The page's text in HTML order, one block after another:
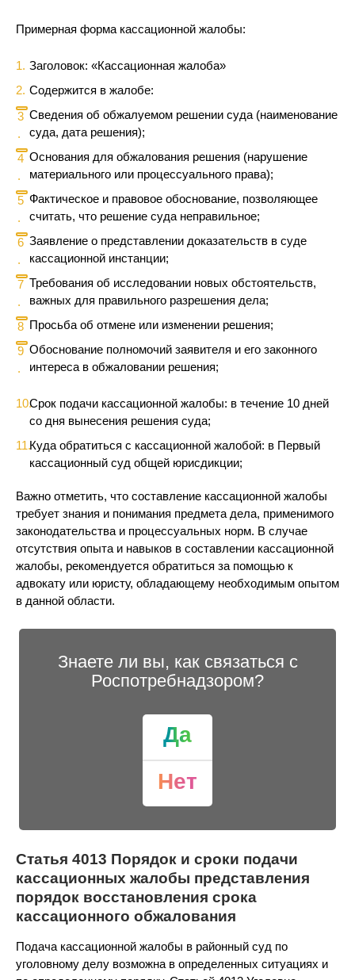
Примерная форма кассационной жалобы:
Заголовок: «Кассационная жалоба»
Содержится в жалобе:
Сведения об обжалуемом решении суда (наименование
суда, дата решения);
Основания для обжалования решения (нарушение
материального или процессуального права);
Фактическое и правовое обоснование, позволяющее
считать, что решение суда неправильное;
Заявление о представлении доказательств в суде
кассационной инстанции;
Требования об исследовании новых обстоятельств,
важных для правильного разрешения дела;
Просьба об отмене или изменении решения;
Обоснование полномочий заявителя и его законного
интереса в обжаловании решения;
Срок подачи кассационной жалобы: в течение 10 дней
со дня вынесения решения суда;
Куда обратиться с кассационной жалобой: в Первый
кассационный суд общей юрисдикции;
Важно отметить, что составление кассационной жалобы
требует знания и понимания предмета дела, применимого
законодательства и процессуальных норм. В случае
отсутствия опыта и навыков в составлении кассационной
жалобы, рекомендуется обратиться за помощью к
адвокату или юристу, обладающему необходимым опытом
в данной области.
Знаете ли вы, как связаться с
Роспотребнадзором?
Да
Нет
Статья 4013 Порядок и сроки подачи
кассационных жалобы представления
порядок восстановления срока
кассационного обжалования
Подача кассационной жалобы в районный суд по
уголовному делу возможна в определенных ситуациях и